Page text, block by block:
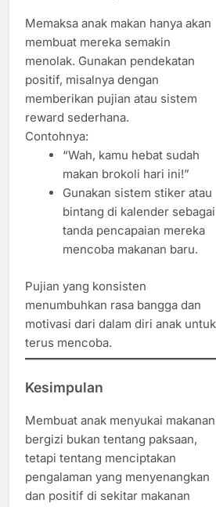
Memaksa anak makan hanya akan
membuat mereka semakin
menolak. Gunakan pendekatan
positif, misalnya dengan
memberikan pujian atau sistem
reward sederhana.
Contohnya:
“Wah, kamu hebat sudah
makan brokoli hari ini!”
Gunakan sistem stiker atau
bintang di kalender sebagai
tanda pencapaian mereka
mencoba makanan baru.
Pujian yang konsisten
menumbuhkan rasa bangga dan
motivasi dari dalam diri anak untuk
terus mencoba.
Kesimpulan
Membuat anak menyukai makanan
bergizi bukan tentang paksaan,
tetapi tentang menciptakan
pengalaman yang menyenangkan
dan positif di sekitar makanan